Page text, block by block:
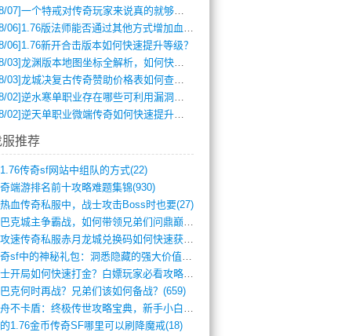
07]一个特戒对传奇玩家来说真的就够用了吗？
06] 1.76版法师能否通过其他方式增加血量？
06] 1.76新开合击版本如何快速提升等级？
03]龙渊版本地图坐标全解析，如何快速定位BOSS位置？
03]龙城决复古传奇赞助价格表如何查询？
02]逆水寒单职业存在哪些可利用漏洞？如何快速提升战力？
02]逆天单职业微端传奇如何快速提升战力？新手必看攻略
服推荐
传奇sf网站中组队的方式(22)
端游排名前十攻略难题集锦(930)
血传奇私服中，战士攻击Boss时也要(27)
沙巴克城主争霸战，如何带领兄弟们问鼎巅峰(565)
满攻速传奇私服赤月龙城兑换码如何快速获取(676)
传奇sf中的神秘礼包：洞悉隐藏的强大价值(427)
道士开局如何快速打金？白嫖玩家必看攻略(5)
克何时再战？兄弟们该如何备战？(659)
方舟不卡盾：终极传世攻略宝典，新手小白逆(495)
1.76金币传奇SF哪里可以刷降魔戒(18)